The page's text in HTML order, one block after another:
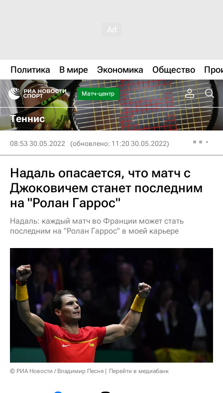
Политика В мире Экономика Общество
Матч-центр
Теннис
08:53 30.05.2022 (обновлено: 11:20 30.05.2022)
Надаль опасается, что матч с
Джоковичем станет последним
на "Ролан Гаррос"
Надаль: каждый матч во Франции может стать
последним на "Ролан Гаррос" в моей карьере
© РИА Новости / Владимир Песня Перейти в медиабанк